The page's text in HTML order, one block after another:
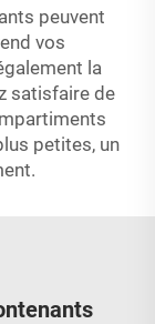
peuvent
vos
la
satisfaire de
petites, un